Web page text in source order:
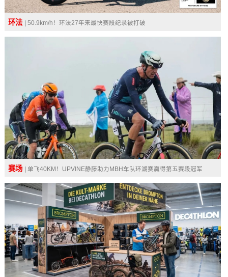
环法 | 50.9km/h！环法27年来最快赛段纪录被打破
赛场 | ​单飞40KM！UPVINE静藤助力MBH车队环湖赛赢得第五赛段冠军